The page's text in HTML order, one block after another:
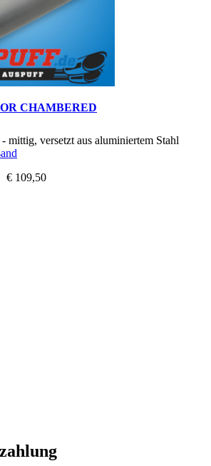
CHAMBERED
versetzt aus aluminiertem Stahl
€ 109,50